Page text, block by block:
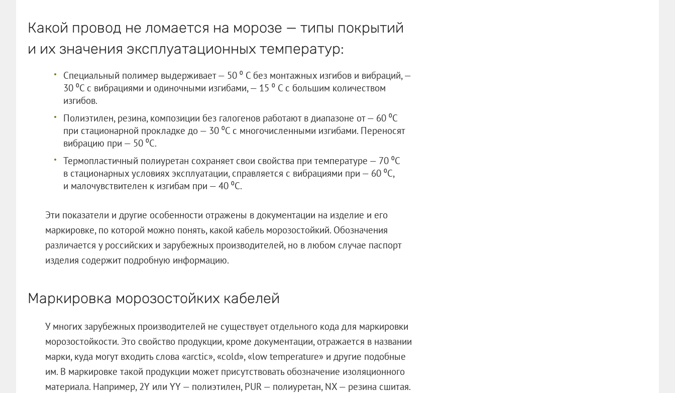
Какой провод не ломается на морозе — типы покрытий
и их значения эксплуатационных температур:
Специальный полимер выдерживает — 50 ⁰ C без монтажных изгибов и вибраций, —
30 ⁰C с вибрациями и одиночными изгибами, — 15 ⁰ C с большим количеством
изгибов.
Полиэтилен, резина, композиции без галогенов работают в диапазоне от — 60 ⁰C
при стационарной прокладке до — 30 ⁰C с многочисленными изгибами. Переносят
вибрацию при — 50 ⁰C.
Термопластичный полиуретан сохраняет свои свойства при температуре — 70 ⁰C
в стационарных условиях эксплуатации, справляется с вибрациями при — 60 ⁰C,
и малочувствителен к изгибам при — 40 ⁰C.
Эти показатели и другие особенности отражены в документации на изделие и его
маркировке, по которой можно понять, какой кабель морозостойкий. Обозначения
различается у российских и зарубежных производителей, но в любом случае паспорт
изделия содержит подробную информацию.
Маркировка морозостойких кабелей
У многих зарубежных производителей не существует отдельного кода для маркировки
морозостойкости. Это свойство продукции, кроме документации, отражается в названии
марки, куда могут входить слова «arctic», «cold», «low temperature» и другие подобные
им. В маркировке такой продукции может присутствовать обозначение изоляционного
материала. Например, 2Y или YY — полиэтилен, PUR — полиуретан, NX — резина сшитая.